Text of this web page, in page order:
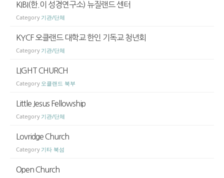
KIBI(한.이 성경연구소) 뉴질랜드 센터
Category 기관/단체
KYCF 오클랜드 대학교 한인 기독교 청년회
Category 기관/단체
LIGHT CHURCH
Category 오클랜드 북부
Little Jesus Fellowship
Category 기관/단체
Lovridge Church
Category 기타 북섬
Open Church